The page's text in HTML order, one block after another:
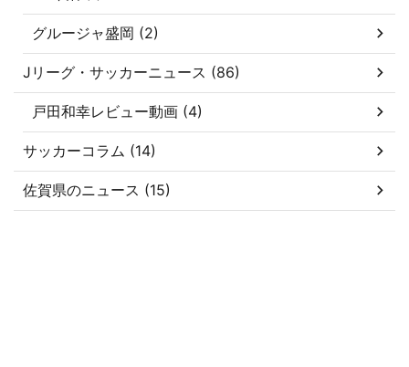
グルージャ盛岡 (2)
Jリーグ・サッカーニュース (86)
戸田和幸レビュー動画 (4)
サッカーコラム (14)
佐賀県のニュース (15)